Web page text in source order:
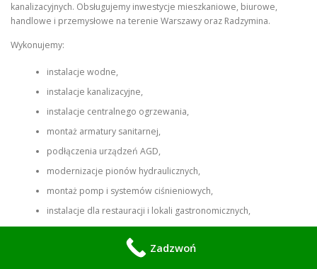
kanalizacyjnych. Obsługujemy inwestycje mieszkaniowe, biurowe,
handlowe i przemysłowe na terenie Warszawy oraz Radzymina.
Wykonujemy:
instalacje wodne,
instalacje kanalizacyjne,
instalacje centralnego ogrzewania,
montaż armatury sanitarnej,
podłączenia urządzeń AGD,
modernizacje pionów hydraulicznych,
montaż pomp i systemów ciśnieniowych,
instalacje dla restauracji i lokali gastronomicznych,
systemy odprowadzania ścieków.
Każda instalacja wykonywana jest zgodnie z obowiązującymi normami
Zadzwoń